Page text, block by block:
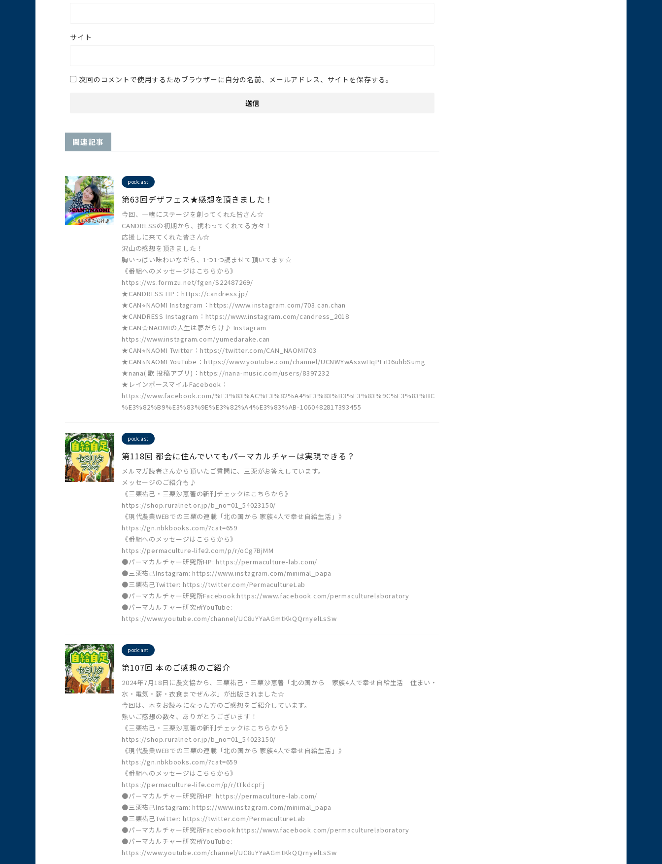
サイト
次回のコメントで使用するためブラウザーに自分の名前、メールアドレス、サイトを保存する。
関連記事
podcast
第63回デザフェス★感想を頂きました！
今回、一緒にステージを創ってくれた皆さん☆
CANDRESSの初期から、携わってくれてる方々！
応援しに来てくれた皆さん☆
沢山の感想を頂きました！
胸いっぱい味わいながら、1つ1つ読ませて頂いてます☆
《番組へのメッセージはこちらから》
https://ws.formzu.net/fgen/S22487269/
★CANDRESS HP：https://candress.jp/
★CAN⭐︎NAOMI Instagram：https://www.instagram.com/703.can.chan
★CANDRESS Instagram：https://www.instagram.com/candress_2018
★CAN☆NAOMIの人生は夢だらけ♪ Instagram
https://www.instagram.com/yumedarake.can
★CAN⭐︎NAOMI Twitter：https://twitter.com/CAN_NAOMI703
★CAN⭐︎NAOMI YouTube：https://www.youtube.com/channel/UCNWYwAsxwHqPLrD6uhbSumg
★nana( 歌 投稿アプリ)：https://nana-music.com/users/8397232
★レインボースマイルFacebook：
https://www.facebook.com/%E3%83%AC%E3%82%A4%E3%83%B3%E3%83%9C%E3%83%BC
%E3%82%B9%E3%83%9E%E3%82%A4%E3%83%AB-1060482817393455
podcast
第118回 都会に住んでいてもパーマカルチャーは実現できる？
メルマガ読者さんから頂いたご質問に、三栗がお答えしています。
メッセージのご紹介も♪
《三栗祐己・三栗沙恵著の新刊チェックはこちらから》
https://shop.ruralnet.or.jp/b_no=01_54023150/
《現代農業WEBでの三栗の連載「北の国から 家族4人で幸せ自給生活」》
https://gn.nbkbooks.com/?cat=659
《番組へのメッセージはこちらから》
https://permaculture-life2.com/p/r/oCg7BjMM
●パーマカルチャー研究所HP: https://permaculture-lab.com/
●三栗祐己Instagram: https://www.instagram.com/minimal_papa
●三栗祐己Twitter: https://twitter.com/PermacultureLab
●パーマカルチャー研究所Facebook:https://www.facebook.com/permaculturelaboratory
●パーマカルチャー研究所YouTube:
https://www.youtube.com/channel/UC8uYYaAGmtKkQQrnyelLsSw
podcast
第107回 本のご感想のご紹介
2024年7月18日に農文協から、三栗祐己・三栗沙恵著「北の国から 家族4人で幸せ自給生活 住まい・
水・電気・薪・衣食までぜんぶ」が出版されました☆
今回は、本をお読みになった方のご感想をご紹介しています。
熱いご感想の数々、ありがとうございます！
《三栗祐己・三栗沙恵著の新刊チェックはこちらから》
https://shop.ruralnet.or.jp/b_no=01_54023150/
《現代農業WEBでの三栗の連載「北の国から 家族4人で幸せ自給生活」》
https://gn.nbkbooks.com/?cat=659
《番組へのメッセージはこちらから》
https://permaculture-life.com/p/r/tTkdcpFj
●パーマカルチャー研究所HP: https://permaculture-lab.com/
●三栗祐己Instagram: https://www.instagram.com/minimal_papa
●三栗祐己Twitter: https://twitter.com/PermacultureLab
●パーマカルチャー研究所Facebook:https://www.facebook.com/permaculturelaboratory
●パーマカルチャー研究所YouTube:
https://www.youtube.com/channel/UC8uYYaAGmtKkQQrnyelLsSw